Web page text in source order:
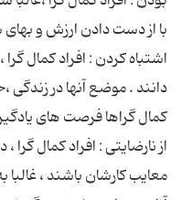
با از دست دادن ارزش و
اشتباه كردن : افراد كمال
دانند . موضع آنها در
كمال گراها فرصت های
از نارضایتی : افراد كمال
معایب كارشان باشند ،